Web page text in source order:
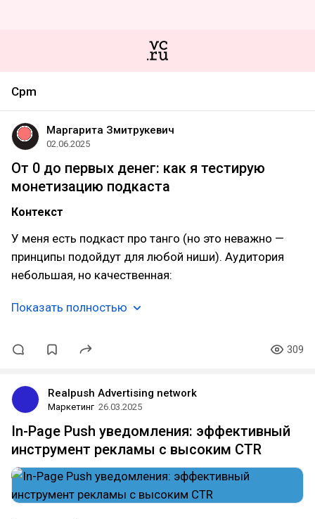
Cpm
Маргарита Змитрукевич
02.06.2025
От 0 до первых денег: как я тестирую
монетизацию подкаста
Контекст
У меня есть подкаст про танго (но это неважно —
принципы подойдут для любой ниши). Аудитория
небольшая, но качественная:
Показать полностью
309
Realpush Advertising network
Маркетинг 26.03.2025
In-Page Push уведомления: эффективный
инструмент рекламы с высоким CTR